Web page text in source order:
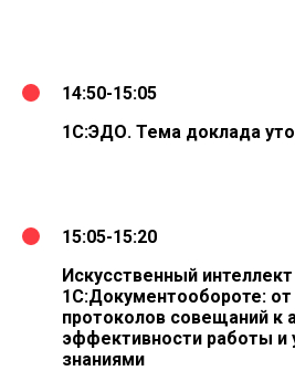
14:50-15:05
1С:ЭДО. Тема доклада
15:05-15:20
Искусственный
1С:Документообороте:
протоколов совещаний к
эффективности работы и
знаниями